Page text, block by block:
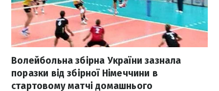
Волейбольна збірна України зазнала
поразки від збірної Німеччини в
стартовому матчі домашнього